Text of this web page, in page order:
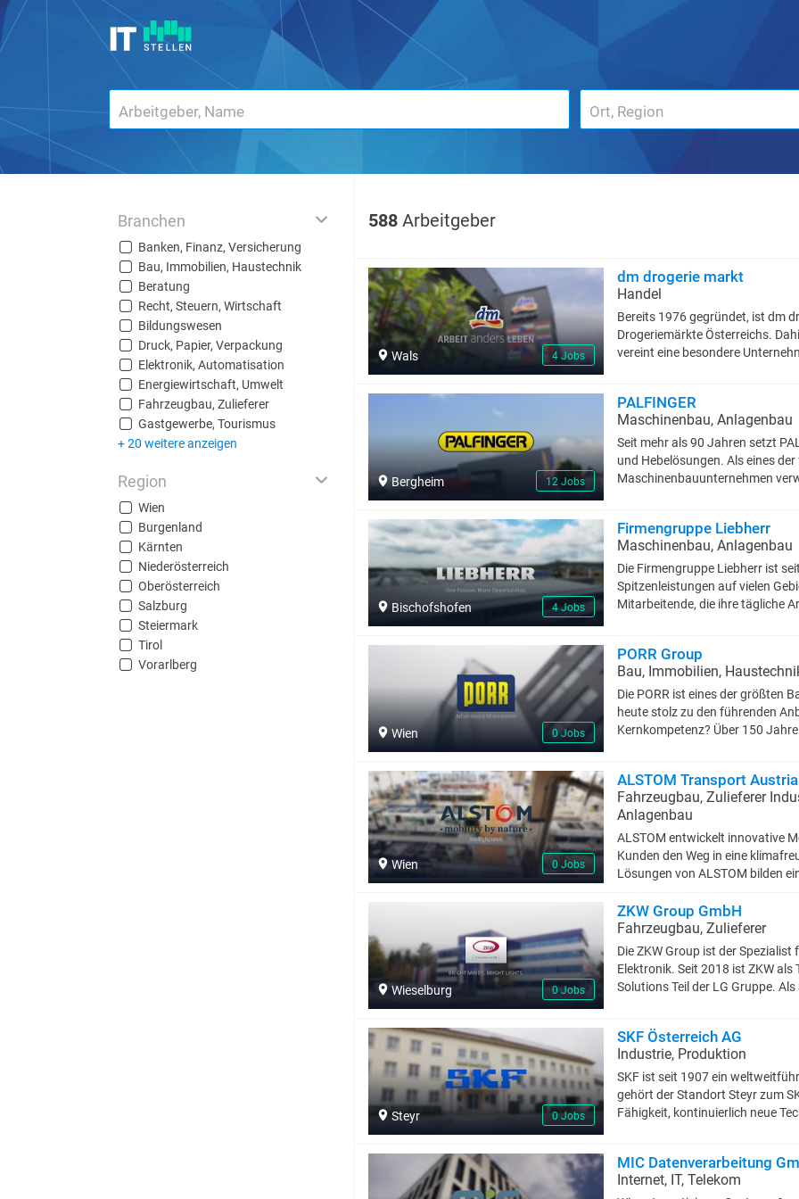
Branchen
Banken, Finanz, Versicherung
Bau, Immobilien, Haustechnik
Beratung
Recht, Steuern, Wirtschaft
Bildungswesen
Druck, Papier, Verpackung
Elektronik, Automatisation
Energiewirtschaft, Umwelt
Fahrzeugbau, Zulieferer
Gastgewerbe, Tourismus
+ 20 weitere anzeigen
Region
Wien
Burgenland
Kärnten
Niederösterreich
Oberösterreich
Salzburg
Steiermark
Tirol
Vorarlberg
588 Arbeitgeber
4 Jobs
Wals
dm drogerie markt
Handel
Bereits 1976 gegründet, ist dm
Drogeriemärkte Österreichs.
vereint eine besondere
12 Jobs
Bergheim
PALFINGER
Maschinenbau, Anlagenbau
Seit mehr als 90 Jahren setzt
und Hebelösungen. Als eines
Maschinenbauunternehmen
Bei PALFINGER glauben wir an
gegenseitig stärken,
erwecken. Werde Teil unseres
gestalten die Zukunft.
4 Jobs
Bischofshofen
Firmengruppe Liebherr
Maschinenbau, Anlagenbau
Die Firmengruppe Liebherr ist
Spitzenleistungen auf vielen
Mitarbeitende, die ihre tägliche
Liebherr, dass man auch Ziele
erscheinen. Jeder unserer
Ideen dazu bei, dass passende
entstehen, und sei sie auch
Handlungsfreiraum und können
unterschiedlichen Bereichen
0 Jobs
Wien
PORR Group
Bau, Immobilien,
Die PORR ist eines der größten
heute stolz zu den führenden
Kernkompetenz? Über 150
wissen: Was uns so erfolgreich
Leidenschaft? Eine lebenswerte
Blut. Deshalb suchen wir
Wegen und noch besseren
und unsere Zielstrebigkeit,
0 Jobs
Wien
ALSTOM Transport
Fahrzeugbau, Zulieferer
Anlagenbau
ALSTOM entwickelt innovative
Kunden den Weg in eine
Lösungen von ALSTOM bilden
Hochgeschwindigkeitszügen, U-
integrierte Systeme,
Signaltechnik bis hin zu
Frankreich ist in 63 Ländern
und Mitarbeiterinnen. Das
übernommen. ALSTOM in
Wertschöpfungskette - vom
Komponentenfertigung bis zur
bei unseren Kunden abdecken.
0 Jobs
Wieselburg
ZKW Group GmbH
Fahrzeugbau, Zulieferer
Die ZKW Group ist der
Elektronik. Seit 2018 ist ZKW
Solutions Teil der LG Gruppe.
modernsten
Elektronikmodule für
zählen leistungsfähige und
verfügt weltweit über insgesamt
und Produktion intelligent
Licht- und Elektroniksysteme
Automobilindustrie“ ist es das
0 Jobs
Steyr
SKF Österreich AG
Industrie, Produktion
SKF ist seit 1907 ein
gehört der Standort Steyr zum
Fähigkeit, kontinuierlich neue
technologischen Entwicklung
während des gesamten
MIC Datenverarbeitung
Internet, IT, Telekom